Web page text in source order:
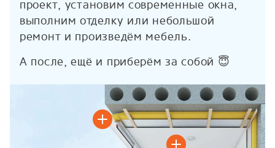
проект, установим современные окна,
выполним отделку или небольшой
ремонт и произведём мебель.
А после, ещё и приберём за собой 😇